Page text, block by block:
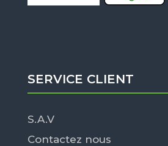
SERVICE CLIENT
S.A.V
Contactez nous